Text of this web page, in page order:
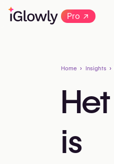
Pro →
Home Insights
Het
is